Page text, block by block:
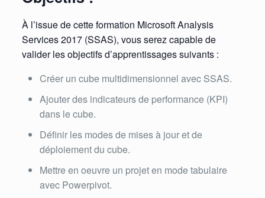
À l’issue de cette formation Microsoft Analysis
Services 2017 (SSAS), vous serez capable de
valider les objectifs d’apprentissages suivants :
Créer un cube multidimensionnel avec SSAS.
Ajouter des indicateurs de performance (KPI)
dans le cube.
Définir les modes de mises à jour et de
déploiement du cube.
Mettre en oeuvre un projet en mode tabulaire
avec Powerpivot.